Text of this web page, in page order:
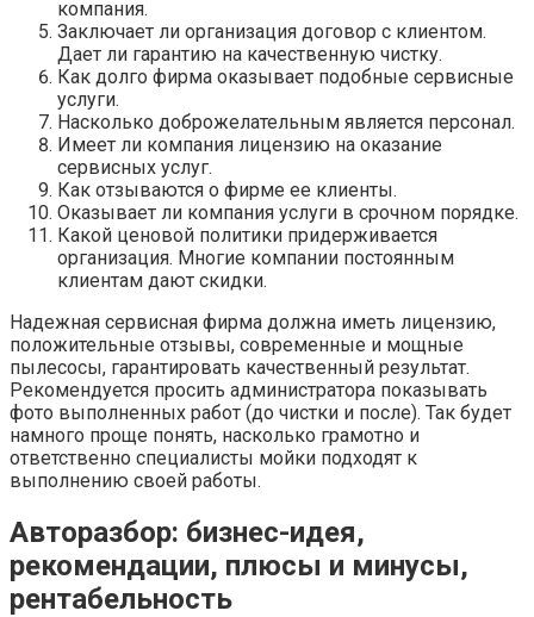
компания.
Заключает ли организация договор с клиентом.
Дает ли гарантию на качественную чистку.
Как долго фирма оказывает подобные сервисные
услуги.
Насколько доброжелательным является персонал.
Имеет ли компания лицензию на оказание
сервисных услуг.
Как отзываются о фирме ее клиенты.
Оказывает ли компания услуги в срочном порядке.
Какой ценовой политики придерживается
организация. Многие компании постоянным
клиентам дают скидки.
Надежная сервисная фирма должна иметь лицензию,
положительные отзывы, современные и мощные
пылесосы, гарантировать качественный результат.
Рекомендуется просить администратора показывать
фото выполненных работ (до чистки и после). Так будет
намного проще понять, насколько грамотно и
ответственно специалисты мойки подходят к
выполнению своей работы.
Авторазбор: бизнес-идея,
рекомендации, плюсы и минусы,
рентабельность